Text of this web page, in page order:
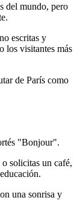
del mundo, pero
escritas y
los visitantes más
de París como
"Bonjour".
solicitas un café,
una sonrisa y